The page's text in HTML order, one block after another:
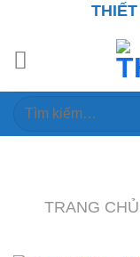
Tìm
TRANG CHỦ